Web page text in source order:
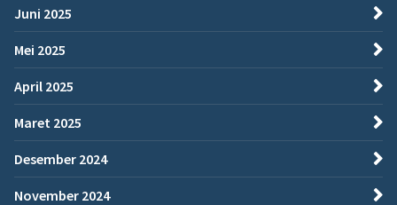
Juni 2025
Mei 2025
April 2025
Maret 2025
Desember 2024
November 2024